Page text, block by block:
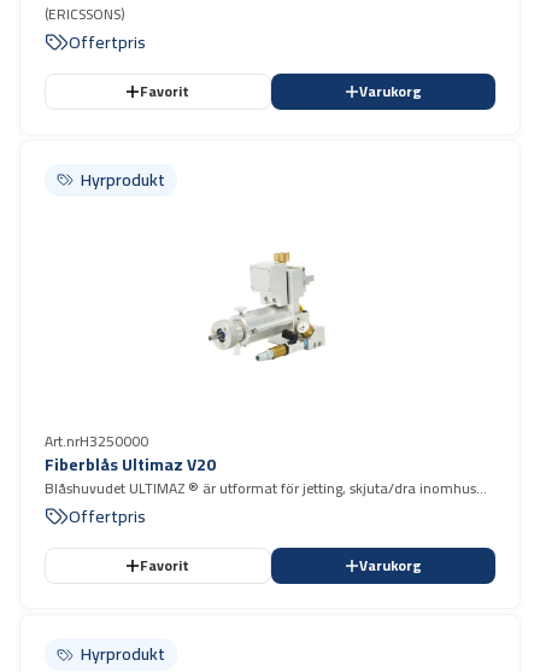
(ERICSSONS)
Offertpris
Favorit Varukorg
Hyrprodukt
Hyrprodukt
Art.nrH3250000
Fiberblås Ultimaz V20
Blåshuvudet ULTIMAZ ® är utformat för jetting, skjuta/dra inomhus
och utomhus FTTH och mikro-kablar.
Offertpris
Favorit Varukorg
Hyrprodukt
Hyrprodukt